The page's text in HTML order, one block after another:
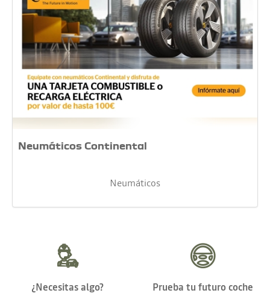
Neumáticos Continental
Neumáticos
¿Necesitas algo?
Prueba tu futuro coche